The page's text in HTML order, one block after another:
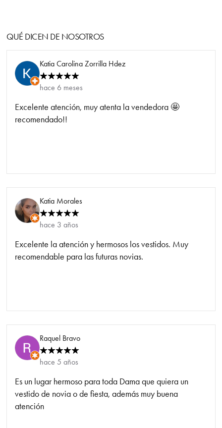
QUÉ DICEN DE NOSOTROS
Katia Carolina Zorrilla Hdez
hace 6 meses
Excelente atención, muy atenta la vendedora 🤩
recomendado!!
Katia Morales
hace 3 años
Excelente la atención y hermosos los vestidos. Muy
recomendable para las futuras novias.
Raquel Bravo
hace 5 años
Es un lugar hermoso para toda Dama que quiera un
vestido de novia o de fiesta, además muy buena
atención